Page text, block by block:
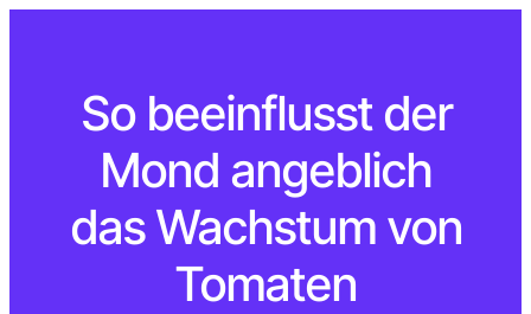
So beeinflusst der
Mond angeblich
das Wachstum von
Tomaten